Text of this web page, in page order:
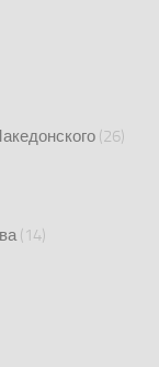
(26)
(14)